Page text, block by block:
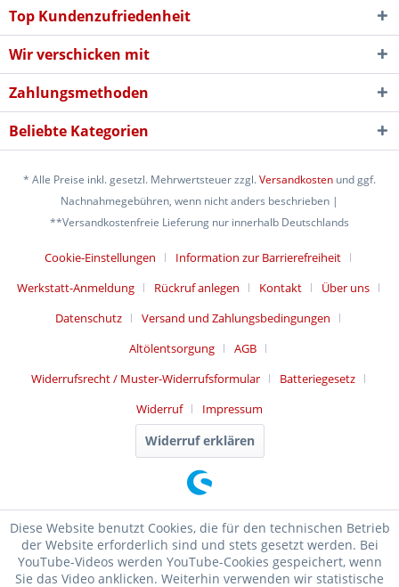
Top Kundenzufriedenheit
Wir verschicken mit
Zahlungsmethoden
Beliebte Kategorien
* Alle Preise inkl. gesetzl. Mehrwertsteuer zzgl.Versandkosten und ggf.
Nachnahmegebühren, wenn nicht anders beschrieben |
**Versandkostenfreie Lieferung nur innerhalb Deutschlands
Cookie-Einstellungen
Information zur Barrierefreiheit
Werkstatt-Anmeldung
Rückruf anlegen Kontakt
Über uns
Datenschutz
Versand und Zahlungsbedingungen
Altölentsorgung
AGB
Widerrufsrecht / Muster-Widerrufsformular
Batteriegesetz
Widerruf
Impressum
Widerruf erklären
Diese Website benutzt Cookies, die für den technischen Betrieb
der Website erforderlich sind und stets gesetzt werden. Bei
YouTube-Videos werden YouTube-Cookies gespeichert, wenn
Sie das Video anklicken. Weiterhin verwenden wir statistische